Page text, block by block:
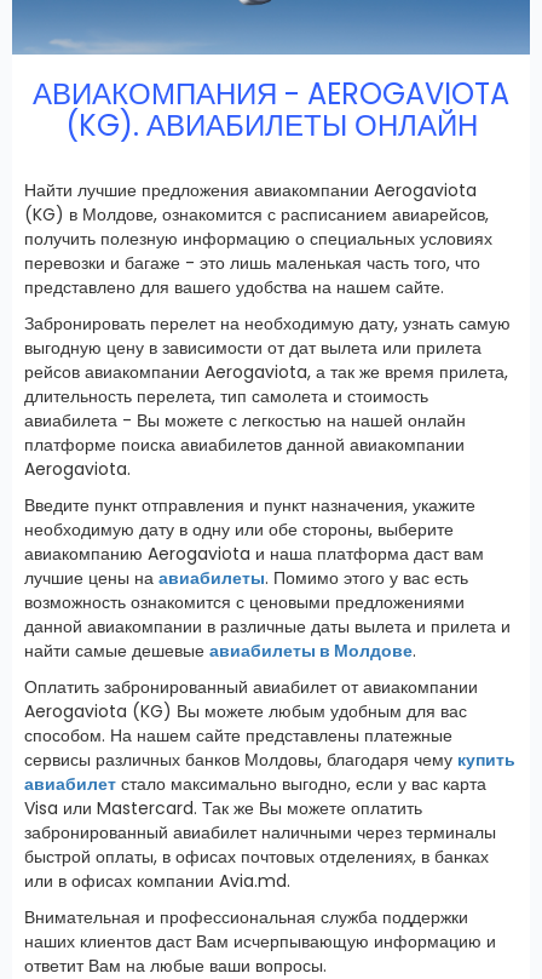
АВИАКОМПАНИЯ - AEROGAVIOTA
(KG). АВИАБИЛЕТЫ ОНЛАЙН
Найти лучшие предложения авиакомпании Aerogaviota
(KG) в Молдове, ознакомится с расписанием авиарейсов,
получить полезную информацию о специальных условиях
перевозки и багаже - это лишь маленькая часть того, что
представлено для вашего удобства на нашем сайте.
Забронировать перелет на необходимую дату, узнать самую
выгодную цену в зависимости от дат вылета или прилета
рейсов авиакомпании Aerogaviota, а так же время прилета,
длительность перелета, тип самолета и стоимость
авиабилета - Вы можете с легкостью на нашей онлайн
платформе поиска авиабилетов данной авиакомпании
Aerogaviota.
Введите пункт отправления и пункт назначения, укажите
необходимую дату в одну или обе стороны, выберите
авиакомпанию Aerogaviota и наша платформа даст вам
лучшие цены на авиабилеты. Помимо этого у вас есть
возможность ознакомится с ценовыми предложениями
данной авиакомпании в различные даты вылета и прилета и
найти самые дешевые авиабилеты в Молдове.
Оплатить забронированный авиабилет от авиакомпании
Aerogaviota (KG) Вы можете любым удобным для вас
способом. На нашем сайте представлены платежные
сервисы различных банков Молдовы, благодаря чему купить
авиабилет стало максимально выгодно, если у вас карта
Visa или Mastercard. Так же Вы можете оплатить
забронированный авиабилет наличными через терминалы
быстрой оплаты, в офисах почтовых отделениях, в банках
или в офисах компании Avia.md.
Внимательная и профессиональная служба поддержки
наших клиентов даст Вам исчерпывающую информацию и
ответит Вам на любые ваши вопросы.